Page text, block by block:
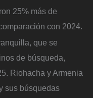
25% más de
con 2024.
que se
de búsqueda,
Riohacha y Armenia
sus búsquedas